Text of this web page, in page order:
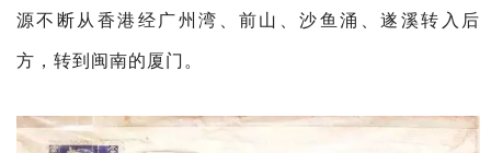
源不断从香港经广州湾、前山、沙鱼涌、遂溪转入后
方，转到闽南的厦门。